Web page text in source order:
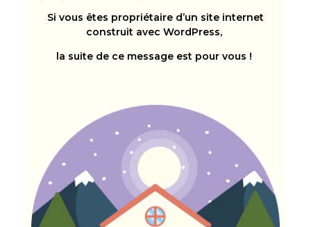
Si vous êtes propriétaire d’un site internet
construit avec WordPress,
la suite de ce message est pour vous !